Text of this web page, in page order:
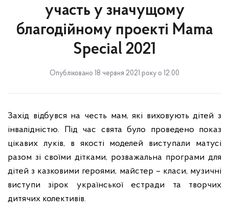
участь у значущому
благодійному проекті Mama
Special 2021
Опубліковано 18 червня 2021 року о 12:00
Захід відбувся на честь мам, які виховують дітей з
інвалідністю. Під час свята було проведено показ
цікавих луків, в якості моделей виступали матусі
разом зі своїми дітками, розважальна програми для
дітей з казковими героями, майстер – класи, музичні
виступи зірок української естради та творчих
дитячих колективів.